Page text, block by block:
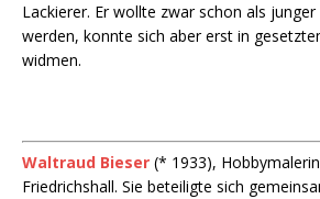
Lackierer. Er wollte zwar schon als
werden, konnte sich aber erst in
widmen.
Waltraud Bieser (* 1933),
Friedrichshall. Sie beteiligte sich